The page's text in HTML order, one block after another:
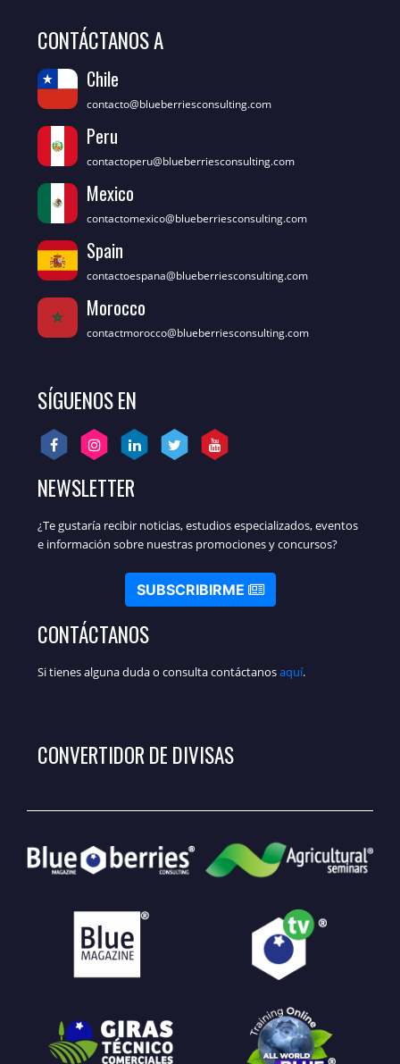
CONTÁCTANOS A
Chile
contacto@blueberriesconsulting.com
Peru
contactoperu@blueberriesconsulting.com
Mexico
contactomexico@blueberriesconsulting.com
Spain
contactoespana@blueberriesconsulting.com
Morocco
contactmorocco@blueberriesconsulting.com
SÍGUENOS EN
NEWSLETTER
¿Te gustaría recibir noticias, estudios especializados, eventos
e información sobre nuestras promociones y concursos?
SUBSCRIBIRME
CONTÁCTANOS
Si tienes alguna duda o consulta contáctanosaquí.
CONVERTIDOR DE DIVISAS